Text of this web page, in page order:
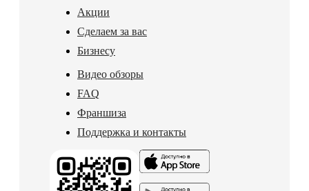
Акции
Сделаем за вас
Бизнесу
Видео обзоры
FAQ
Франшиза
Поддержка и контакты